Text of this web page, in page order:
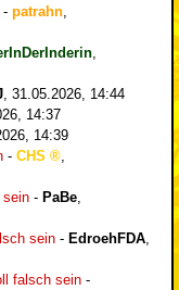
- patrahn
31.05.2026, 14:44
14:37
14:39
- CHS
sein - PaBe
sein - EdroehFDA
falsch sein -